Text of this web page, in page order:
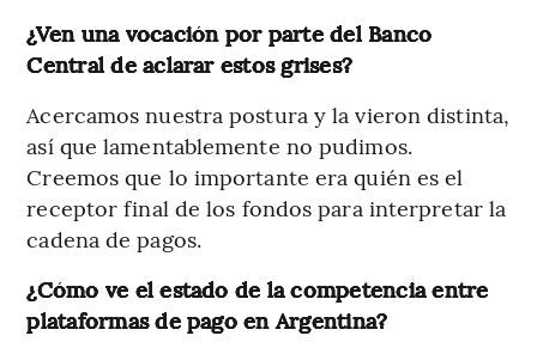
¿Ven una vocación por parte del Banco
Central de aclarar estos grises?
Acercamos nuestra postura y la vieron distinta,
así que lamentablemente no pudimos.
Creemos que lo importante era quién es el
receptor final de los fondos para interpretar la
cadena de pagos.
¿Cómo ve el estado de la competencia entre
plataformas de pago en Argentina?